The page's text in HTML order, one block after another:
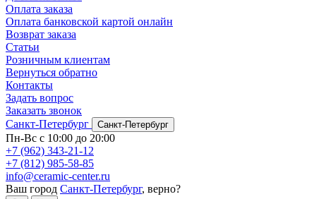
Оплата заказа
Оплата банковской картой онлайн
Возврат заказа
Статьи
Розничным клиентам
Вернуться обратно
Контакты
Задать вопрос
Заказать звонок
Санкт-Петербург
Санкт-Петербург
Пн-Вс с 10:00 до 20:00
+7 (962) 343-21-12
+7 (812) 985-58-85
info@ceramic-center.ru
Ваш город Санкт-Петербург, верно?